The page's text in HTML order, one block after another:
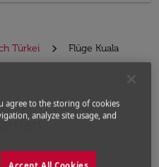
Türkei
Flüge Kuala
von Kuala
Route (Abflugort
agree to the storing of cookies
analyze site usage, and